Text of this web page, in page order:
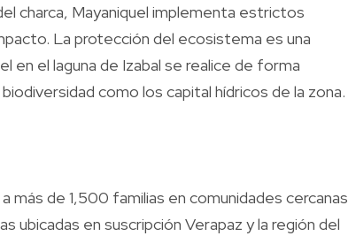
charca, Mayaniquel implementa estrictos
La protección del ecosistema es una
en el laguna de Izabal se realice de forma
como los capital hídricos de la zona.
más de 1,500 familias en comunidades cercanas
ubicadas en suscripción Verapaz y la región del